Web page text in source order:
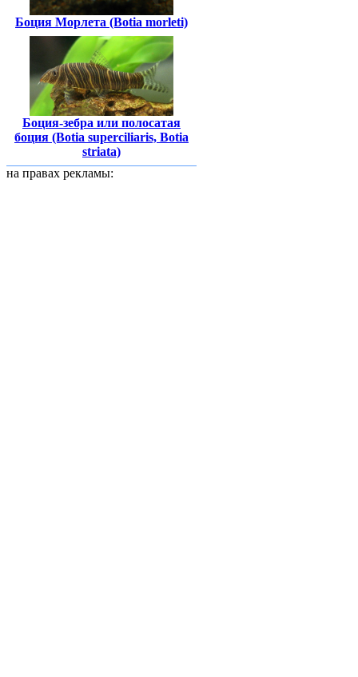
Боция Морлета (Botia morleti)
Боция-зебра или полосатая
боция (Botia superciliaris, Botia
striata)
на правах рекламы: